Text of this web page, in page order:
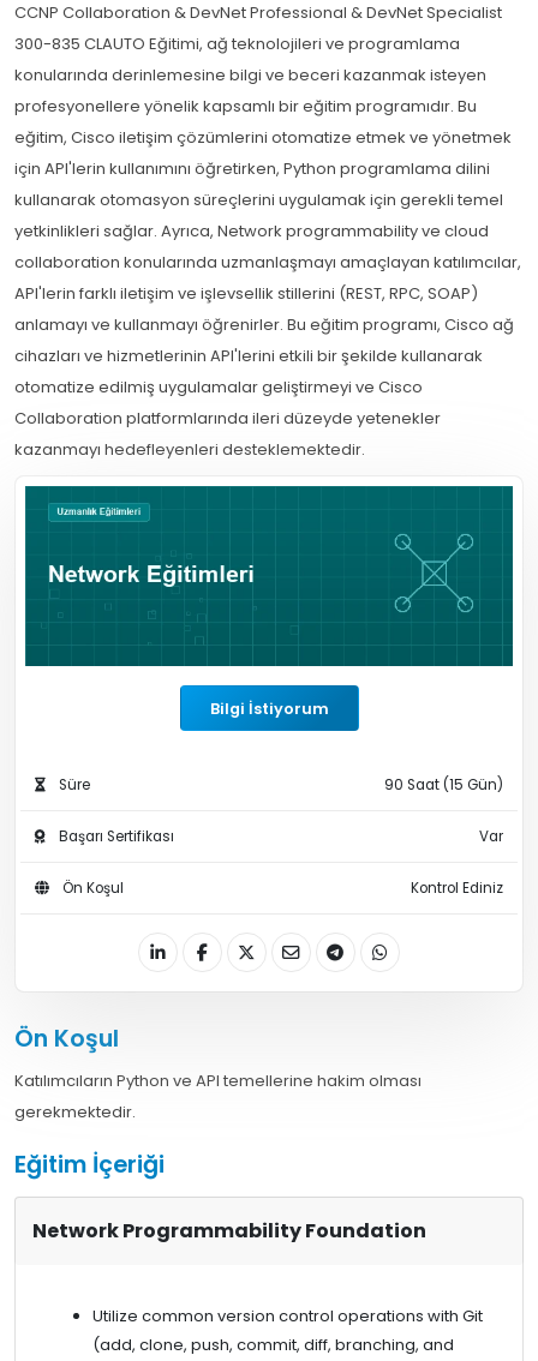
CCNP Collaboration & DevNet Professional & DevNet Specialist
300-835 CLAUTO Eğitimi, ağ teknolojileri ve programlama
konularında derinlemesine bilgi ve beceri kazanmak isteyen
profesyonellere yönelik kapsamlı bir eğitim programıdır. Bu
eğitim, Cisco iletişim çözümlerini otomatize etmek ve yönetmek
için API'lerin kullanımını öğretirken, Python programlama dilini
kullanarak otomasyon süreçlerini uygulamak için gerekli temel
yetkinlikleri sağlar. Ayrıca, Network programmability ve cloud
collaboration konularında uzmanlaşmayı amaçlayan katılımcılar,
API'lerin farklı iletişim ve işlevsellik stillerini (REST, RPC, SOAP)
anlamayı ve kullanmayı öğrenirler. Bu eğitim programı, Cisco ağ
cihazları ve hizmetlerinin API'lerini etkili bir şekilde kullanarak
otomatize edilmiş uygulamalar geliştirmeyi ve Cisco
Collaboration platformlarında ileri düzeyde yetenekler
kazanmayı hedefleyenleri desteklemektedir.
Bilgi İstiyorum
Süre 90 Saat (15 Gün)
Başarı Sertifikası Var
Ön Koşul Kontrol Ediniz
Ön Koşul
Katılımcıların Python ve API temellerine hakim olması
gerekmektedir.
Eğitim İçeriği
Network Programmability Foundation
Utilize common version control operations with Git
(add, clone, push, commit, diff, branching, and